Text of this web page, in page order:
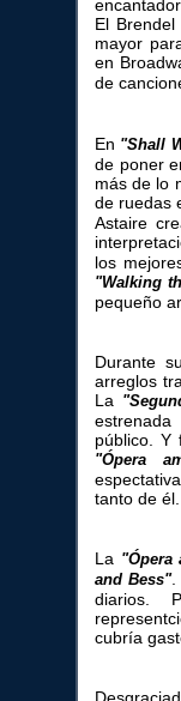
El
mayor
en
de
En "Shall
de poner
más de lo
de ruedas
Astaire
los
"Walking
pequeño
Durante
arreglos
La
público. Y
"Ópera
tanto de él.
La "Ópera
and Bess".
diarios.
cubría